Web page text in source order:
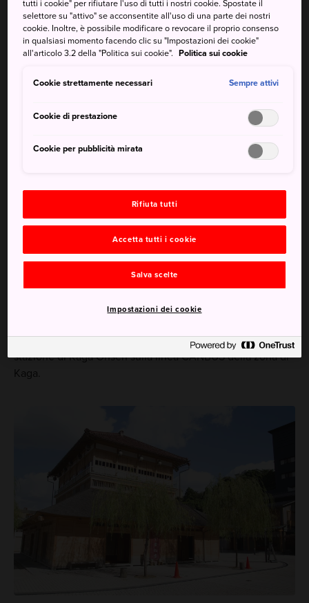
Onsen nellaprefettura di Ishikawa
si trova il pittoresco
villaggio di Yamashiro Onsen, nel cui centro storico sorge
un antico onsen.
Da non perdere
La più antica fornace Kutani del mondo
Come arrivare
Yamashiro Onsen si trova nellaprefettura di Ishikawa
della zona della città di Kaga.
Yamashiro Onsen si trova a 15 minuti di autobus dalla
stazione di Kaga Onsen sulla linea CANBUS della zona di
Kaga.
tutti i cookie" per rifiutare l'uso di tutti i nostri cookie. Spostate il
selettore su "attivo" se acconsentite all'uso di una parte dei nostri
cookie. Inoltre, è possibile modificare o revocare il proprio consenso
in qualsiasi momento facendo clic su "Impostazioni dei cookie"
all'articolo 3.2 della "Politica sui cookie". Politica sui cookie
Cookie strettamente necessari Sempre attivi
Cookie di prestazione
Cookie per pubblicità mirata
Rifiuta tutti
Accetta tutti i cookie
Salva scelte
Impostazioni dei cookie